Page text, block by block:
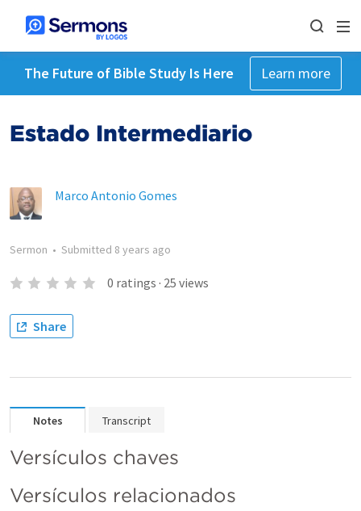
The Future of Bible Study Is Here Learn more
Estado Intermediario
Marco Antonio Gomes
Sermon • Submitted 8 years ago
0 ratings · 25 views
Share
Notes Transcript
Versículos chaves
Versículos relacionados